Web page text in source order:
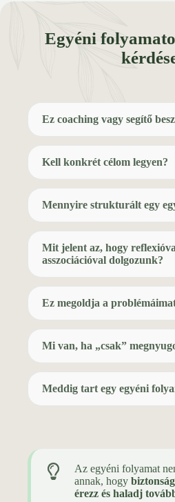
Egyéni
Ez coaching vagy segítő
Kell konkrét célom legyen?
Mennyire strukturált egy
Mit jelent az, hogy
asszociációval dolgozunk?
Ez megoldja a
Mi van, ha „csak”
Meddig tart egy egyéni
Az egyéni folyamat
annak, hogy
érezz és haladj